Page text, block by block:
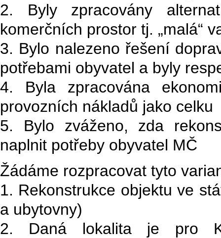
2. Byly zpracovány
komerčních prostor tj. „malá“
3. Bylo nalezeno řešení
potřebami obyvatel a byly
4. Byla zpracována
provozních nákladů jako celku
5. Bylo zváženo, zda
naplnit potřeby obyvatel MČ
Žádáme rozpracovat tyto
1. Rekonstrukce objektu ve
a ubytovny)
2. Daná lokalita je pro